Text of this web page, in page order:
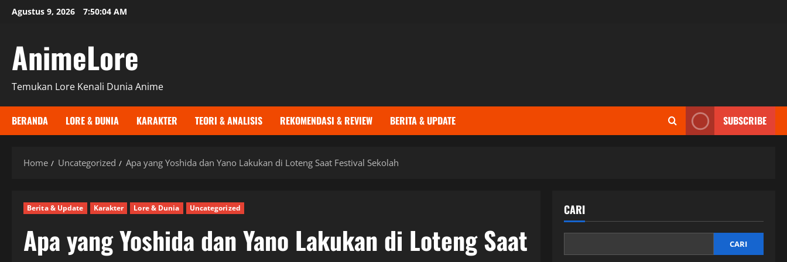
SkipAgustus 9, 2026 7:50:05 AM
AnimeLore
Temukan Lore Kenali Dunia Anime
BERANDA LORE & DUNIA KARAKTER TEORI & ANALISIS REKOMENDASI & REVIEW BERITA & UPDATE SUBSCRIBE
Home Uncategorized Apa yang Yoshida dan Yano Lakukan di Loteng Saat Festival Sekolah
Berita & Update Karakter Lore & Dunia Uncategorized
Apa yang Yoshida dan Yano Lakukan di Loteng Saat
CARI
CARI